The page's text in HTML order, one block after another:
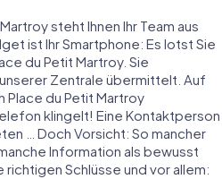
steht Ihnen Ihr Team aus
ist Ihr Smartphone: Es lotst Sie
du Petit Martroy. Sie
Zentrale übermittelt. Auf
Place du Petit Martroy
klingelt! Eine Kontaktperson
… Doch Vorsicht: So mancher
Information als bewusst
Schlüsse und vor allem: